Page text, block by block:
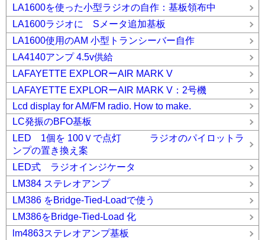
LA1600を使った小型ラジオの自作：基板領布中
LA1600ラジオに Sメータ追加基板
LA1600使用のAM 小型トランシーバー自作
LA4140アンプ 4.5v供給
LAFAYETTE EXPLORーAIR MARK V
LAFAYETTE EXPLORーAIR MARK V：2号機
Lcd display for AM/FM radio. How to make.
LC発振のBFO基板
LED 1個を 100Ｖで点灯 ラジオのパイロットラ
ンプの置き換え案
LED式 ラジオインジケータ
LM384 ステレオアンプ
LM386 をBridge-Tied-Loadで使う
LM386をBridge-Tied-Load 化
lm4863ステレオアンプ基板